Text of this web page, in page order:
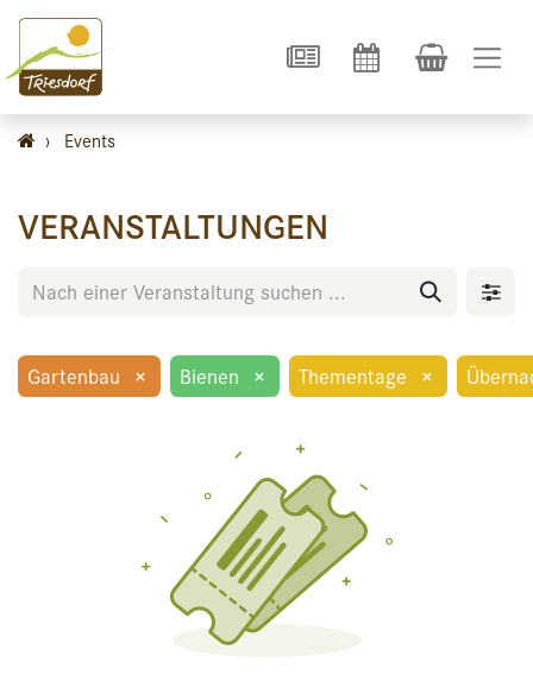
› Events
VERANSTALTUNGEN
Gartenbau × Bienen × Thementage ×